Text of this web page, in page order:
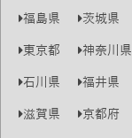
福島県
茨城県
東京都
神奈川県
石川県
福井県
滋賀県
京都府